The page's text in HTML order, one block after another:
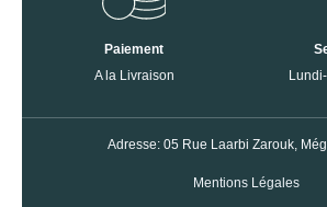
Paiement
A la Livraison
Adresse: 05 Rue Laarbi Zarouk,
Mentions Légales